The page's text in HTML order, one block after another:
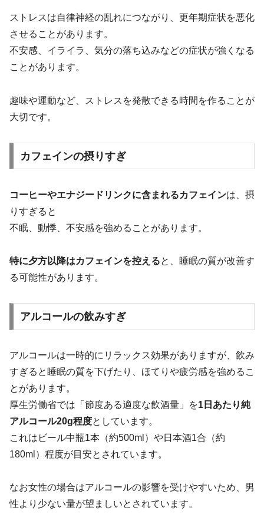
ストレスは自律神経の乱れにつながり、更年期症状を悪化
させることがあります。
不安感、イライラ、気分の落ち込みなどの症状が強くなる
ことがあります。
趣味や運動など、ストレスを発散できる時間を作ることが
大切です。
カフェインの摂りすぎ
コーヒーやエナジードリンクに含まれるカフェインは、摂
りすぎると
不眠、動悸、不安感を強めることがあります。
特に夕方以降はカフェインを控えると、睡眠の質が改善す
る可能性があります。
アルコールの飲みすぎ
アルコールは一時的にリラックス効果がありますが、飲み
すぎると睡眠の質を下げたり、ほてりや疲労感を強めるこ
とがあります。
厚生労働省では「節度ある適度な飲酒量」を1日あたり純
アルコール20g程度としています。
これはビール中瓶1本（約500ml）や日本酒1合（約
180ml）程度が目安とされています。
なお女性の場合はアルコールの影響を受けやすいため、男
性より少ない量が望ましいとされています。